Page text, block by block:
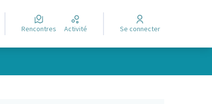
Rencontres Activité Se connecter